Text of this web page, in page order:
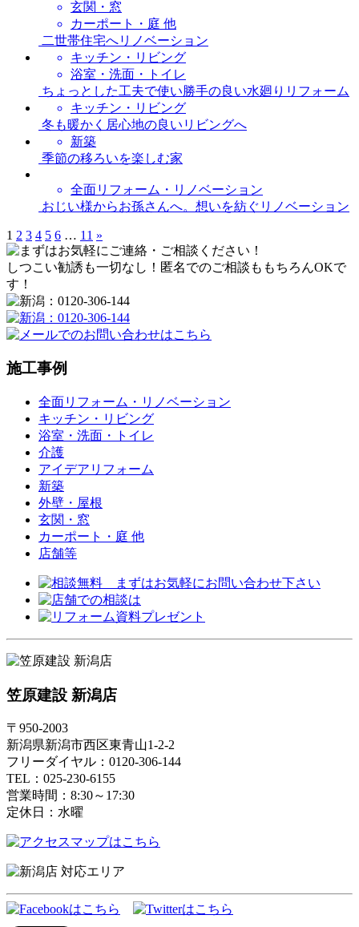
玄関・窓
カーポート・庭 他
二世帯住宅へリノベーション
キッチン・リビング
浴室・洗面・トイレ
ちょっとした工夫で使い勝手の良い水廻りリフォーム
キッチン・リビング
冬も暖かく居心地の良いリビングへ
新築
季節の移ろいを楽しむ家
全面リフォーム・リノベーション
おじい様からお孫さんへ。想いを紡ぐリノベーション
1 2 3 4 5 6 … 11 »
しつこい勧誘も一切なし！匿名でのご相談ももちろんOKで
す！
施工事例
全面リフォーム・リノベーション
キッチン・リビング
浴室・洗面・トイレ
介護
アイデアリフォーム
新築
外壁・屋根
玄関・窓
カーポート・庭 他
店舗等
笠原建設 新潟店
〒950-2003
新潟県新潟市西区東青山1-2-2
フリーダイヤル：0120-306-144
TEL：025-230-6155
営業時間：8:30～17:30
定休日：水曜